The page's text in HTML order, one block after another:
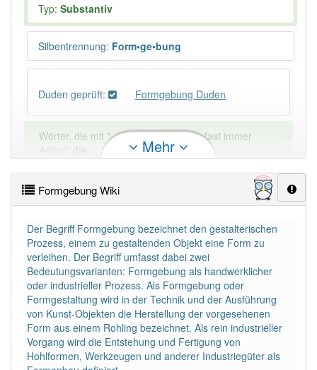
Typ: Substantiv
Silbentrennung: Form•ge•bung
Duden geprüft: Formgebung Duden
Wörter, die mit "-ung" enden, haben fast immer
Artikel:
die
DER:127 Ausnahmen
Beispiele
DIE:11 043
DAS:2Ausnahmen Beispiele
PowerIndex:5
Häufigkeit: 4 von 10
Mehr
Formgebung Wiki
Der Begriff Formgebung bezeichnet den gestalterischen
Prozess, einem zu gestaltenden Objekt eine Form zu
verleihen. Der Begriff umfasst dabei zwei
Bedeutungsvarianten: Formgebung als handwerklicher
oder industrieller Prozess. Als Formgebung oder
Formgestaltung wird in der Technik und der Ausführung
von Kunst-Objekten die Herstellung der vorgesehenen
Form aus einem Rohling bezeichnet. Als rein industrieller
Vorgang wird die Entstehung und Fertigung von
Hohlformen, Werkzeugen und anderer Industriegüter als